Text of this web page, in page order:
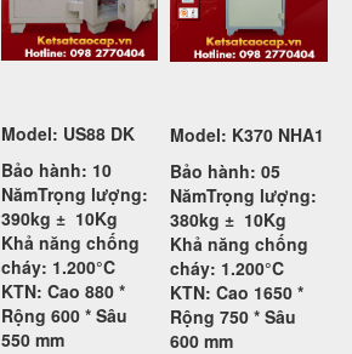
Model: US88 DK
Bảo hành: 10
NămTrọng lượng:
390kg ± 10Kg
Khả năng chống
cháy: 1.200°C
KTN: Cao 880 *
Rộng 600 * Sâu
550 mm
Model: K370 NHA1
Bảo hành: 05
NămTrọng lượng:
380kg ± 10Kg
Khả năng chống
cháy: 1.200°C
KTN: Cao 1650 *
Rộng 750 * Sâu
600 mm